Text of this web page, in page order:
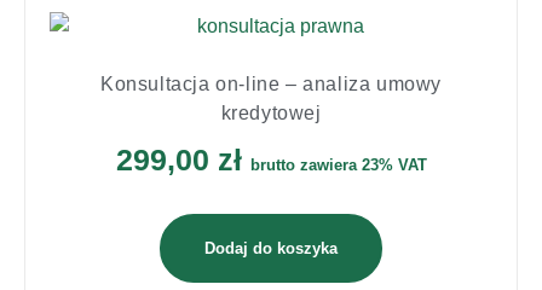
Konsultacja on-line – analiza umowy
kredytowej
299,00 zł brutto zawiera 23% VAT
Dodaj do koszyka